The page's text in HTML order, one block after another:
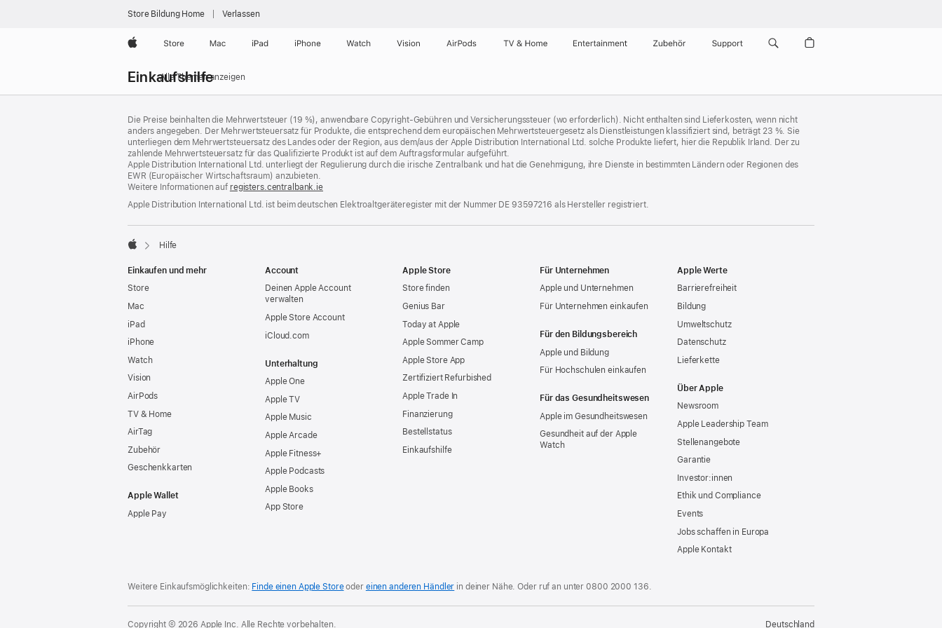
Store Bildung Home Verlassen
AppleStore Mac iPad iPhone Watch Vision AirPods TV & Home Entertainment Zubehör Support
Einkaufshilfe
Navigation
Menü
Alle Themen anzeigen
Die Preise beinhalten die Mehrwertsteuer (19 %), anwendbare Copyright-Gebühren und Versicherungssteuer (wo erforderlich). Nicht enthalten sind Lieferkosten, wenn nicht
anders angegeben. Der Mehrwertsteuersatz für Produkte, die entsprechend dem europäischen Mehrwertsteuergesetz als Dienstleistungen klassifiziert sind, beträgt 23 %. Sie
unterliegen dem Mehrwertsteuersatz des Landes oder der Region, aus dem/aus der Apple Distribution International Ltd. solche Produkte liefert, hier die Republik Irland. Der zu
zahlende Mehrwertsteuersatz für das Qualifizierte Produkt ist auf dem Auftragsformular aufgeführt.
Apple Distribution International Ltd. unterliegt der Regulierung durch die irische Zentralbank und hat die Genehmigung, ihre Dienste in bestimmten Ländern oder Regionen des
EWR (Europäischer Wirtschaftsraum) anzubieten.
Weitere Informationen auf registers.centralbank.ie
Apple Distribution International Ltd. ist beim deutschen Elektroaltgeräteregister mit der Nummer DE 93597216 als Hersteller registriert.
Hilfe
Einkaufen und mehr
Store
Mac
iPad
iPhone
Watch
Vision
AirPods
TV & Home
AirTag
Zubehör
Geschenkkarten
Apple Wallet
Apple Pay
Account
Deinen Apple Account
verwalten
Apple Store Account
iCloud.com
Unterhaltung
Apple One
Apple TV
Apple Music
Apple Arcade
Apple Fitness+
Apple Podcasts
Apple Books
App Store
Apple Store
Store finden
Genius Bar
Today at Apple
Apple Sommer Camp
Apple Store App
Zertifiziert Refurbished
Apple Trade In
Finanzierung
Bestellstatus
Einkaufshilfe
Für Unternehmen
Apple und Unternehmen
Für Unternehmen einkaufen
Für den Bildungsbereich
Apple und Bildung
Für Hochschulen einkaufen
Für das Gesundheitswesen
Apple im Gesundheitswesen
Gesundheit auf der Apple
Watch
Apple Werte
Barrierefreiheit
Bildung
Umweltschutz
Datenschutz
Lieferkette
Über Apple
Newsroom
Apple Leadership Team
Stellenangebote
Garantie
Investor:innen
Ethik und Compliance
Events
Jobs schaffen in Europa
Apple Kontakt
Weitere Einkaufsmöglichkeiten: Finde einen Apple Storeoder einen anderen Händler in deiner Nähe. Oder ruf an unter0800 2000 136.
Copyright © 2026 Apple Inc. Alle Rechte vorbehalten. Deutschland